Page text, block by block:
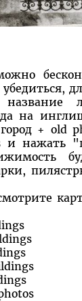
на
+ old
и нажать